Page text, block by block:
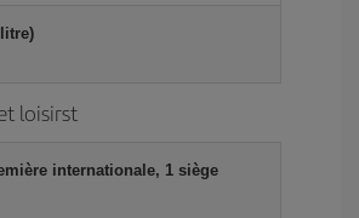
loisirst
internationale, 1 siège